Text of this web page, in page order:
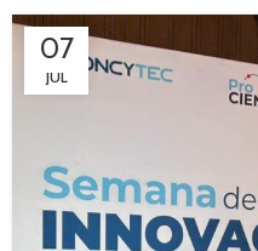
07
JUL